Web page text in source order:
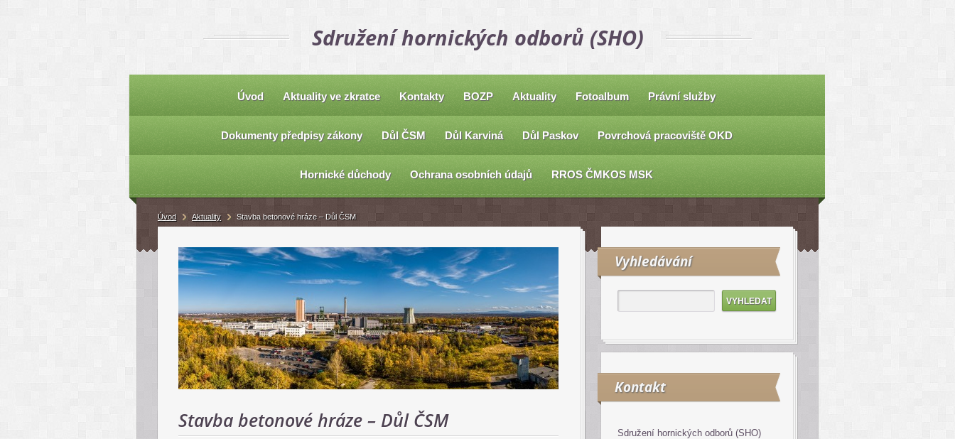
Sdružení hornických odborů (SHO)
Úvod Aktuality ve zkratce Kontakty BOZP Aktuality Fotoalbum Právní služby
Dokumenty předpisy zákony Důl ČSM Důl Karviná Důl Paskov Povrchová pracoviště OKD
Hornické důchody Ochrana osobních údajů RROS ČMKOS MSK
Stavba betonové hráze – Důl ČSM
Vyhledávání
Kontakt
Sdružení hornických odborů (SHO)
Úvod Aktuality Stavba betonové hráze – Důl ČSM